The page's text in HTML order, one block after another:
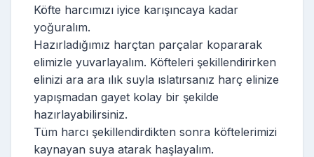
Köfte harcımızı iyice karışıncaya kadar
yoğuralım.
Hazırladığımız harçtan parçalar kopararak
elimizle yuvarlayalım. Köfteleri şekillendirirken
elinizi ara ara ılık suyla ıslatırsanız harç elinize
yapışmadan gayet kolay bir şekilde
hazırlayabilirsiniz.
Tüm harcı şekillendirdikten sonra köftelerimizi
kaynayan suya atarak haşlayalım.